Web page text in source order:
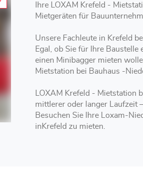
Ihre LOXAM Krefeld -
Mietgeräten für
Unsere Fachleute in Krefeld
Egal, ob Sie für Ihre
einen Minibagger mieten
Mietstation bei Bauhaus -
LOXAM Krefeld - Mietstation bei Bauhaus bietet Ihnen
mittlerer oder langer Laufzeit
Besuchen Sie Ihre Loxam-
inKrefeld zu mieten.